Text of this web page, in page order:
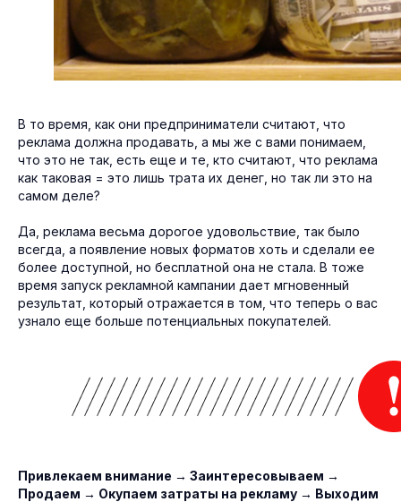
В то время, как они предприниматели считают, что
реклама должна продавать, а мы же с вами понимаем,
что это не так, есть еще и те, кто считают, что реклама
как таковая = это лишь трата их денег, но так ли это на
самом деле?
Да, реклама весьма дорогое удовольствие, так было
всегда, а появление новых форматов хоть и сделали ее
более доступной, но бесплатной она не стала. В тоже
время запуск рекламной кампании дает мгновенный
результат, который отражается в том, что теперь о вас
узнало еще больше потенциальных покупателей.
Привлекаем внимание → Заинтересовываем →
Продаем → Окупаем затраты на рекламу → Выходим